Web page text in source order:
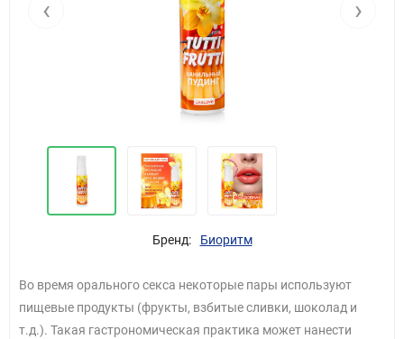
‹ ›
Бренд: Биоритм
Во время орального секса некоторые пары используют
пищевые продукты (фрукты, взбитые сливки, шоколад и
т.д.). Такая гастрономическая практика может нанести